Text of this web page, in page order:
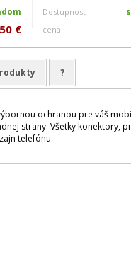
€
Dostupnosť
cena
?
ochranou pre váš
strany. Všetky konektory,
telefónu.